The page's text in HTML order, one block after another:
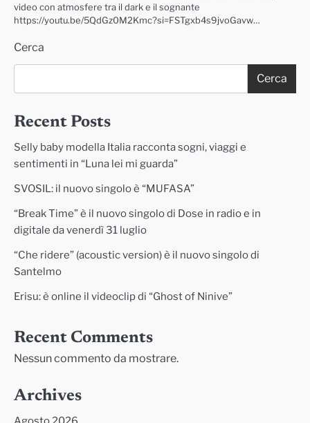
video con atmosfere tra il dark e il sognante
https://youtu.be/5QdGz0M2Kmc?si=FSTgxb4s9jvoGavw…
Cerca
Cerca
Recent Posts
Selly baby modella Italia racconta sogni, viaggi e
sentimenti in “Luna lei mi guarda”
SVOSIL: il nuovo singolo è “MUFASA”
“Break Time” è il nuovo singolo di Dose in radio e in
digitale da venerdì 31 luglio
“Che ridere” (acoustic version) è il nuovo singolo di
Santelmo
Erisu: è online il videoclip di “Ghost of Ninive”
Recent Comments
Nessun commento da mostrare.
Archives